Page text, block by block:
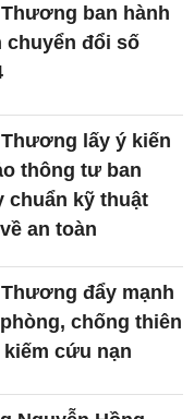
ban hành
chuyển đổi số
lấy ý kiến
thông tư ban
chuẩn kỹ thuật
an toàn
đẩy mạnh
chống thiên
cứu nạn